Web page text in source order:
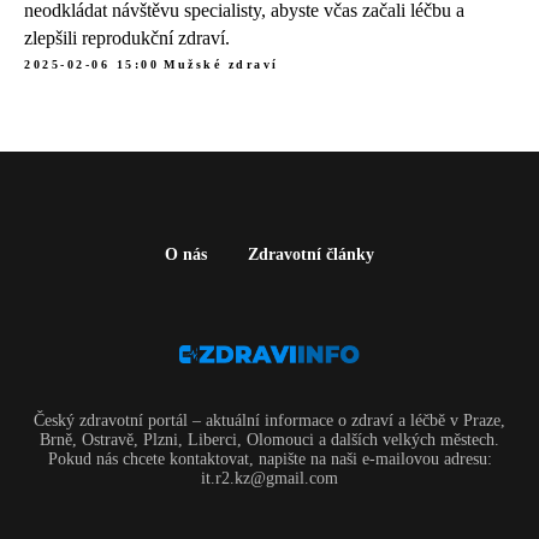
neodkládat návštěvu specialisty, abyste včas začali léčbu a
zlepšili reprodukční zdraví.
2025-02-06 15:00 Mužské zdraví
O nás Zdravotní články
Český zdravotní portál – aktuální informace o zdraví a léčbě v Praze,
Brně, Ostravě, Plzni, Liberci, Olomouci a dalších velkých městech.
Pokud nás chcete kontaktovat, napište na naši e-mailovou adresu:
it.r2.kz@gmail.com